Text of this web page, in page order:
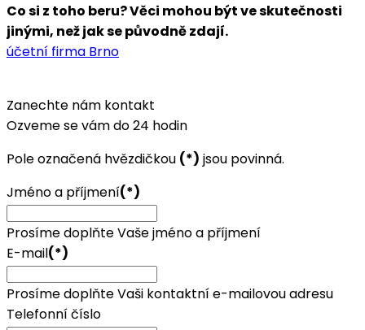
Co si z toho beru? Věci mohou být ve skutečnosti
jinými, než jak se původně zdají.
účetní firma Brno
Zanechte nám kontakt
Ozveme se vám do 24 hodin
Pole označená hvězdičkou (*) jsou povinná.
Jméno a příjmení(*)
Prosíme doplňte Vaše jméno a příjmení
E-mail(*)
Prosíme doplňte Vaši kontaktní e-mailovou adresu
Telefonní číslo